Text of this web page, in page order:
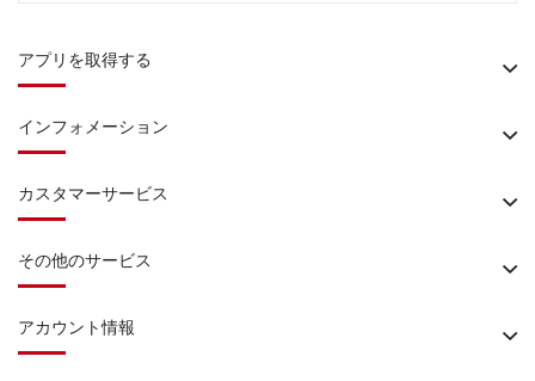
アプリを取得する
インフォメーション
カスタマーサービス
その他のサービス
アカウント情報